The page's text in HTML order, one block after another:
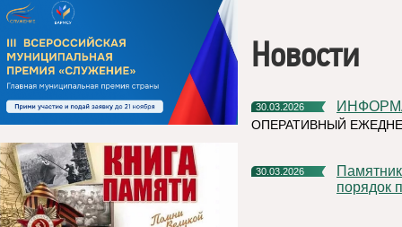
Новости
30.03.2026
ОПЕРАТИВНЫЙ
30.03.2026
Памятник ликвидаторам Чернобыльской аварии привели в
порядок